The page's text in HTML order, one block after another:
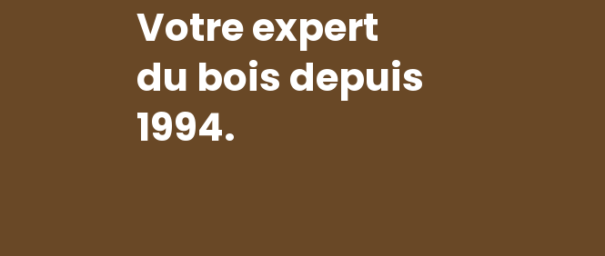
Votre expert
du bois depuis
1994.